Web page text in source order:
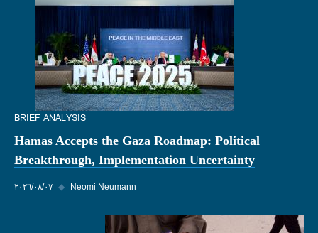
BRIEF ANALYSIS
Hamas Accepts the Gaza Roadmap: Political
Breakthrough, Implementation Uncertainty
٠٧‏/٠٨‏/٢٠٢٦ ◆ Neomi Neumann